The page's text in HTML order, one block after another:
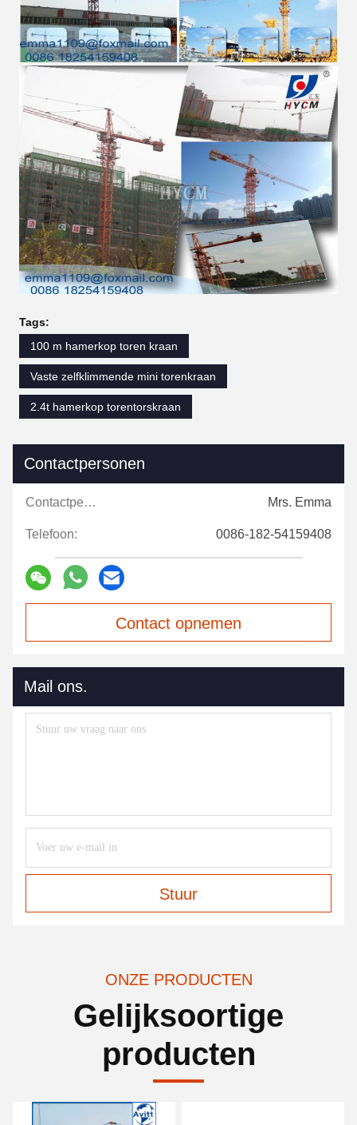
Tags:
100 m hamerkop toren kraan
Vaste zelfklimmende mini torenkraan
2.4t hamerkop torentorskraan
Contactpersonen
Contactpersonen: Mrs. Emma
Telefoon: 0086-182-54159408
Contact opnemen
Mail ons.
Stuur
ONZE PRODUCTEN
Gelijksoortige
producten